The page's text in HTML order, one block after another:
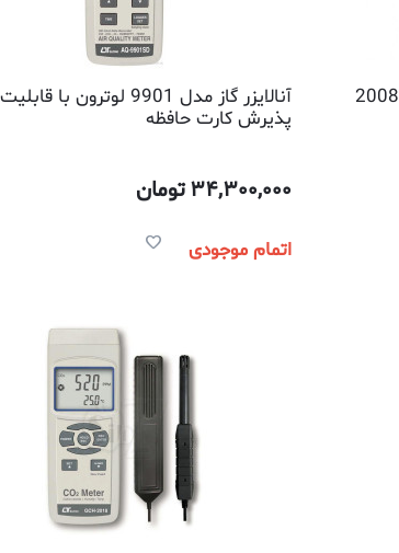
مونوکسید کربن سنج قلمی مدل 2008
آنالایزر گاز مدل 9901 لوترون با قابلیت
پذیرش کارت حافظه
34,300,000تومان
اتمام موجودی